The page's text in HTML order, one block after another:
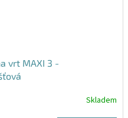
vrt MAXI 3 -
Skladem